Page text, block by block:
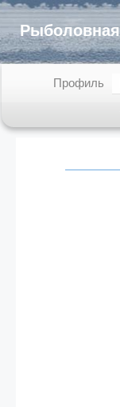
Рыболовная
Профиль